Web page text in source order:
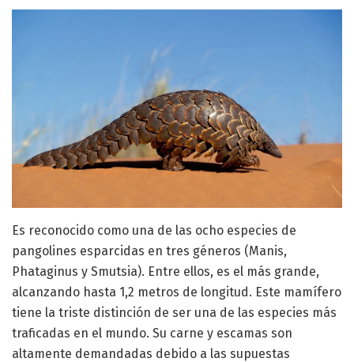
Es reconocido como una de las ocho especies de
pangolines esparcidas en tres géneros (Manis,
Phataginus y Smutsia). Entre ellos, es el más grande,
alcanzando hasta 1,2 metros de longitud. Este mamífero
tiene la triste distinción de ser una de las especies más
traficadas en el mundo. Su carne y escamas son
altamente demandadas debido a las supuestas